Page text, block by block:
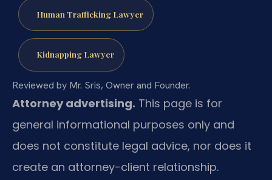
Human Trafficking Lawyer
Kidnapping Lawyer
Reviewed by Mr. Sris, Owner and Founder.
Attorney advertising. This page is for
general informational purposes only and
does not constitute legal advice, nor does it
create an attorney-client relationship.